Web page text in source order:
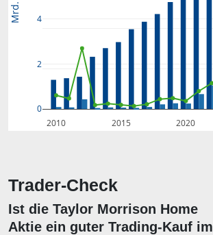
2010 2015 2020
0
2
4
Mrd.
Trader-Check
Ist die Taylor Morrison Home
Aktie ein guter Trading-Kauf im